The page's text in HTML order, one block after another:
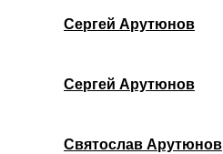
Сергей Арутюнов
Cергей Арутюнов
Святослав Арутюнов